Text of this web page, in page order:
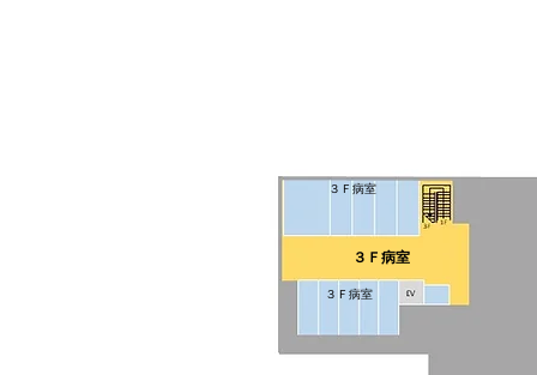
３Ｆ病室
３Ｆ病室
３Ｆ病室